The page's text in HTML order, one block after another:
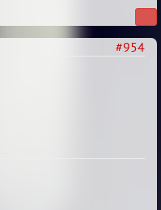
#954